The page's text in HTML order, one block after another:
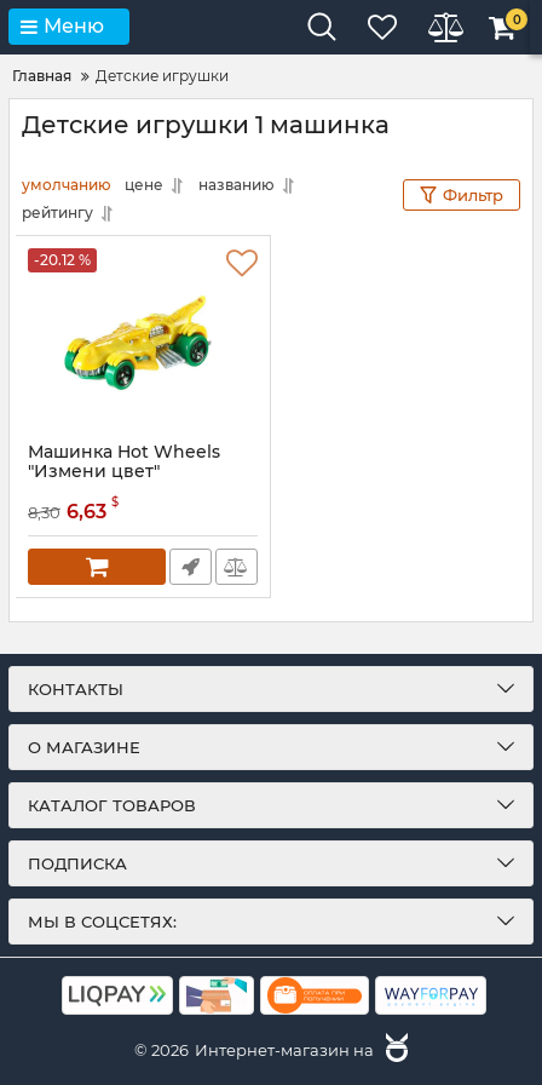
Меню 0
Главная Детские игрушки
Детские игрушки 1 машинка
умолчанию цене
названию
рейтингу
Фильтр
-20.12 %
Машинка Hot Wheels
"Измени цвет"
BHR15
8,30 6,63 $
КОНТАКТЫ
О МАГАЗИНЕ
КАТАЛОГ ТОВАРОВ
ПОДПИСКА
МЫ В СОЦСЕТЯХ:
© 2026 Интернет-магазин на